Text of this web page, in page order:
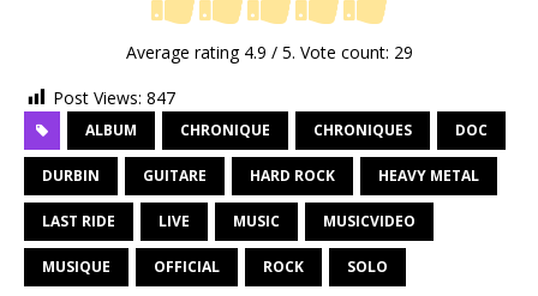
Average rating 4.9 / 5. Vote count: 29
Post Views: 847
ALBUM CHRONIQUE CHRONIQUES DOC
DURBIN GUITARE HARD ROCK HEAVY METAL
LAST RIDE LIVE MUSIC MUSICVIDEO
MUSIQUE OFFICIAL ROCK SOLO